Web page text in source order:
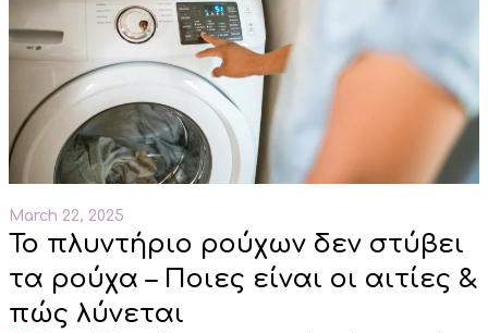
March 22, 2025
Το πλυντήριο ρούχων δεν στύβει
τα ρούχα – Ποιες είναι οι αιτίες &
πώς λύνεται